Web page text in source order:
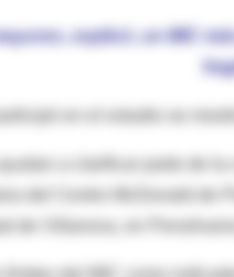
explicó, un IMC
en el estudio se
a clarificar parte de
del Centro McDonald